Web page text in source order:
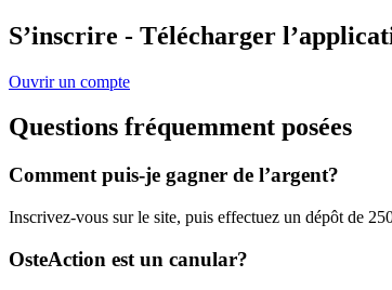
S’inscrire - Télécharger
Ouvrir un compte
Questions fréquemment posées
Comment puis-je gagner de l’argent?
Inscrivez-vous sur le site, puis effectuez un dépôt de
OsteAction est un canular?